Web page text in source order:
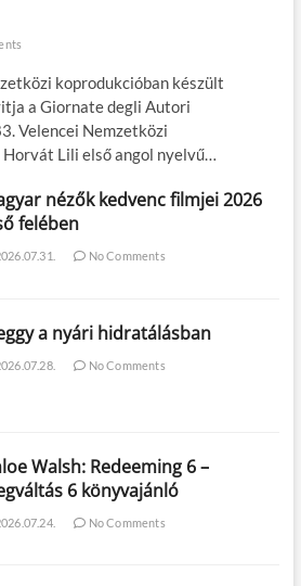
koprodukcióban készült
a Giornate degli Autori
Velencei Nemzetközi
Lili első angol nyelvű…
nézők kedvenc filmjei 2026
felében
No Comments
a nyári hidratálásban
No Comments
Walsh: Redeeming 6 –
6 könyvajánló
No Comments